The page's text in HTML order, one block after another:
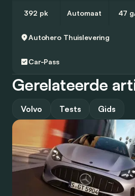
392 pk Automaat 47
Autohero Thuislevering
Car-Pass
Gerelateerde
Volvo Tests Gids